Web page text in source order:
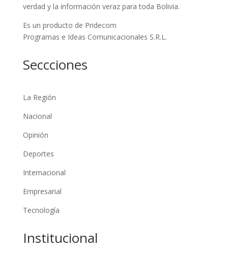
verdad y la información veraz para toda Bolivia.
Es un producto de Pridecom
Programas e Ideas Comunicacionales S.R.L.
Seccciones
La Región
Nacional
Opinión
Deportes
Internacional
Empresarial
Tecnología
Institucional